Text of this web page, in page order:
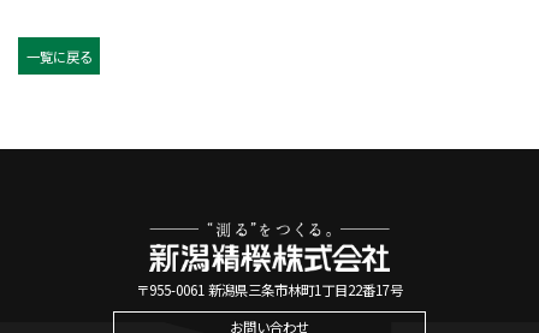
一覧に戻る
〒955-0061 新潟県三条市林町1丁目22番17号
お問い合わせ